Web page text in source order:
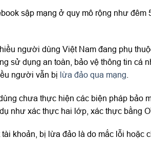
sập mạng ở quy mô rộng như đêm
người dùng Việt Nam đang phụ
sử dụng an toàn, bảo vệ thông tin cá
người vẫn bị lừa đảo qua mạng
chưa thực hiện các biện pháp bảo
như xác thực hai lớp, xác thực bằng
khoản, bị lừa đảo là do mắc lỗi hoặc